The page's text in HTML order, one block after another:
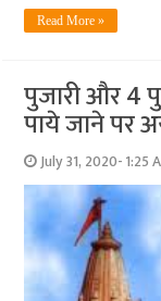
Read More »
पुजारी और 4
पाये जाने पर
July 31, 2020- 1:25